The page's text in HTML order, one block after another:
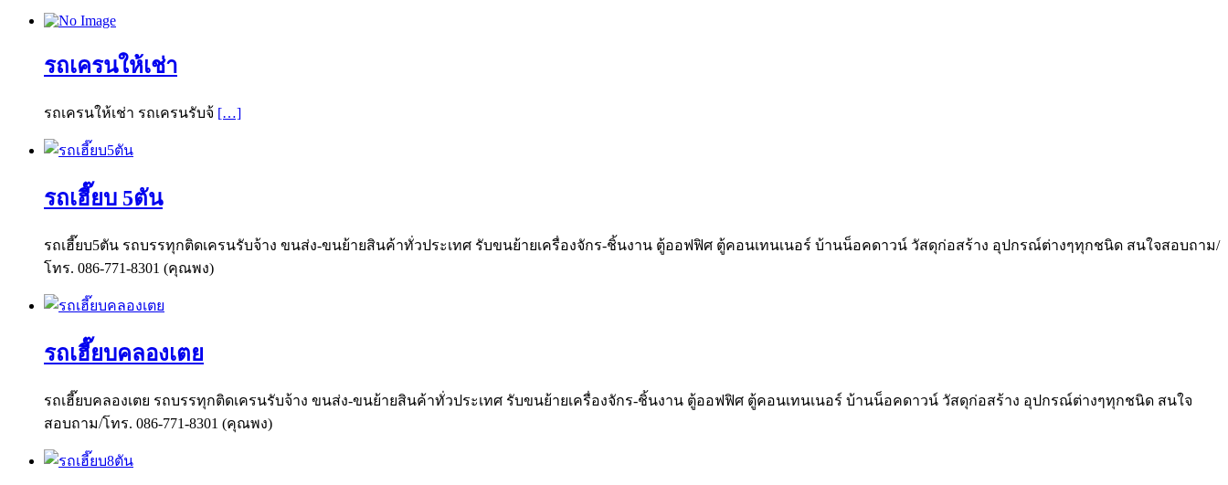
รถเครนให้เช่า
รถเครนให้เช่า รถเครนรับจ้ […]
รถเฮี๊ยบ 5ตัน
รถเฮี๊ยบ5ตัน รถบรรทุกติดเครนรับจ้าง ขนส่ง-ขนย้ายสินค้าทั่วประเทศ รับขนย้ายเครื่องจักร-ชิ้นงาน ตู้ออฟฟิศ ตู้คอนเทนเนอร์ บ้านน็อคดาวน์ วัสดุก่อสร้าง อุปกรณ์ต่างๆทุกชนิด สนใจสอบถาม/
โทร. 086-771-8301 (คุณพง)
รถเฮี๊ยบคลองเตย
รถเฮี๊ยบคลองเตย รถบรรทุกติดเครนรับจ้าง ขนส่ง-ขนย้ายสินค้าทั่วประเทศ รับขนย้ายเครื่องจักร-ชิ้นงาน ตู้ออฟฟิศ ตู้คอนเทนเนอร์ บ้านน็อคดาวน์ วัสดุก่อสร้าง อุปกรณ์ต่างๆทุกชนิด สนใจ
สอบถาม/โทร. 086-771-8301 (คุณพง)